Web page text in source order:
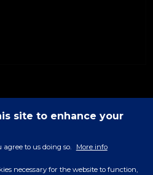
site to enhance your
to us doing so. More info
necessary for the website to function,